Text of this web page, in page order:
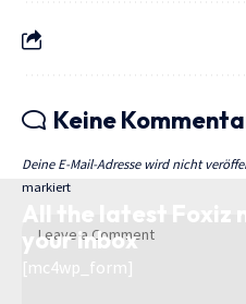
Keine
Deine E-Mail-Adresse wird nicht
markiert
All the latest Foxiz
your inbox
[mc4wp_form]